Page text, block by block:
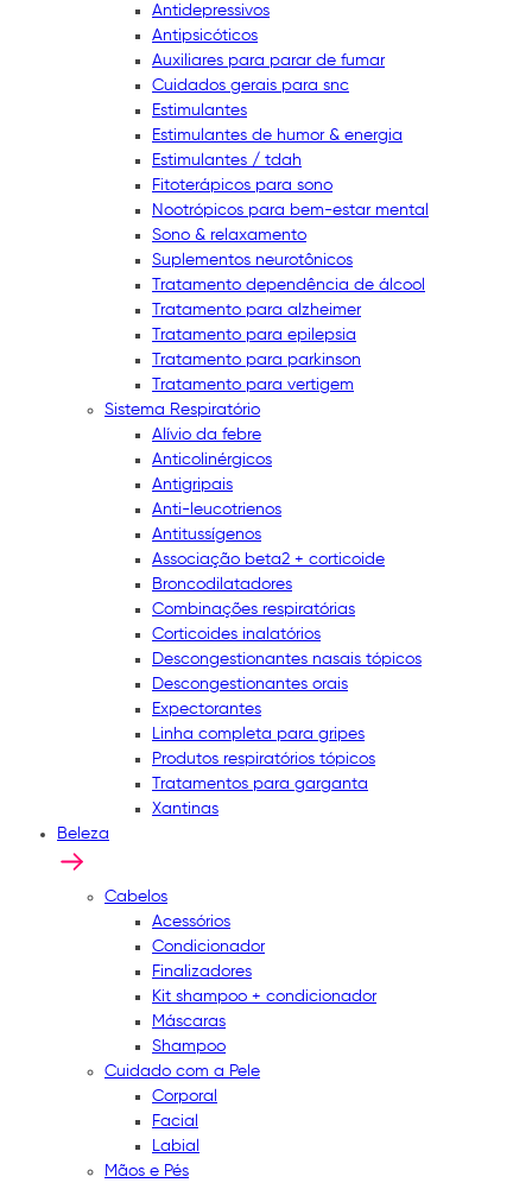
Antidepressivos
Antipsicóticos
Auxiliares para parar de fumar
Cuidados gerais para snc
Estimulantes
Estimulantes de humor & energia
Estimulantes / tdah
Fitoterápicos para sono
Nootrópicos para bem-estar mental
Sono & relaxamento
Suplementos neurotônicos
Tratamento dependência de álcool
Tratamento para alzheimer
Tratamento para epilepsia
Tratamento para parkinson
Tratamento para vertigem
Sistema Respiratório
Alívio da febre
Anticolinérgicos
Antigripais
Anti-leucotrienos
Antitussígenos
Associação beta2 + corticoide
Broncodilatadores
Combinações respiratórias
Corticoides inalatórios
Descongestionantes nasais tópicos
Descongestionantes orais
Expectorantes
Linha completa para gripes
Produtos respiratórios tópicos
Tratamentos para garganta
Xantinas
Beleza
Cabelos
Acessórios
Condicionador
Finalizadores
Kit shampoo + condicionador
Máscaras
Shampoo
Cuidado com a Pele
Corporal
Facial
Labial
Mãos e Pés